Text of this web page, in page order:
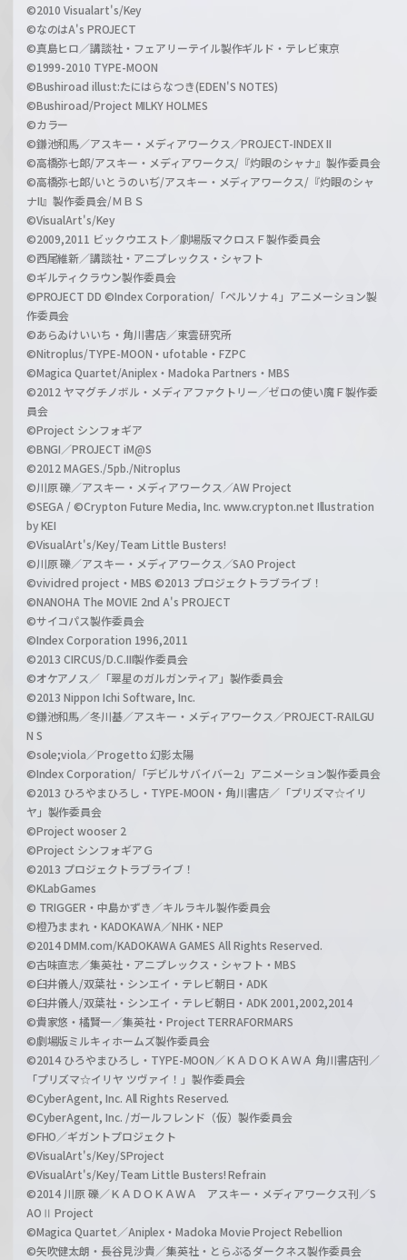
©2010 Visualart's/Key
©なのはA's PROJECT
©真島ヒロ／講談社・フェアリーテイル製作ギルド・テレビ東京
©1999-2010 TYPE-MOON
©Bushiroad illust:たにはらなつき(EDEN'S NOTES)
©Bushiroad/Project MILKY HOLMES
©カラー
©鎌池和馬／アスキー・メディアワークス／PROJECT-INDEX II
©高橋弥七郎/アスキー・メディアワークス/『灼眼のシャナ』製作委員会
©高橋弥七郎/いとうのいぢ/アスキー・メディアワークス/『灼眼のシャ
ナII』製作委員会/ＭＢＳ
©VisualArt's/Key
©2009,2011 ビックウエスト／劇場版マクロスＦ製作委員会
©西尾維新／講談社・アニプレックス・シャフト
©ギルティクラウン製作委員会
©PROJECT DD ©Index Corporation/「ペルソナ４」アニメーション製
作委員会
©あらゐけいいち・角川書店／東雲研究所
©Nitroplus/TYPE-MOON・ufotable・FZPC
©Magica Quartet/Aniplex・Madoka Partners・MBS
©2012 ヤマグチノボル・メディアファクトリー／ゼロの使い魔Ｆ製作委
員会
©Project シンフォギア
©BNGI／PROJECT iM@S
©2012 MAGES./5pb./Nitroplus
©川原 礫／アスキー・メディアワークス／AW Project
©SEGA / ©Crypton Future Media, Inc. www.crypton.net Illustration
by KEI
©VisualArt's/Key/Team Little Busters!
©川原 礫／アスキー・メディアワークス／SAO Project
©vividred project・MBS ©2013 プロジェクトラブライブ！
©NANOHA The MOVIE 2nd A's PROJECT
©サイコパス製作委員会
©Index Corporation 1996,2011
©2013 CIRCUS/D.C.III製作委員会
©オケアノス／「翠星のガルガンティア」製作委員会
©2013 Nippon Ichi Software, Inc.
©鎌池和馬／冬川基／アスキー・メディアワークス／PROJECT-RAILGU
N S
©sole;viola／Progetto 幻影太陽
©Index Corporation/「デビルサバイバー2」アニメーション製作委員会
©2013 ひろやまひろし・TYPE-MOON・角川書店／「プリズマ☆イリ
ヤ」製作委員会
©Project wooser 2
©Project シンフォギアＧ
©2013 プロジェクトラブライブ！
©KLabGames
© TRIGGER・中島かずき／キルラキル製作委員会
©橙乃ままれ・KADOKAWA／NHK・NEP
©2014 DMM.com/KADOKAWA GAMES All Rights Reserved.
©古味直志／集英社・アニプレックス・シャフト・MBS
©臼井儀人/双葉社・シンエイ・テレビ朝日・ADK
©臼井儀人/双葉社・シンエイ・テレビ朝日・ADK 2001,2002,2014
©貴家悠・橘賢一／集英社・Project TERRAFORMARS
©劇場版ミルキィホームズ製作委員会
©2014 ひろやまひろし・TYPE-MOON／ＫＡＤＯＫＡＷＡ 角川書店刊／
「プリズマ☆イリヤ ツヴァイ！」製作委員会
©CyberAgent, Inc. All Rights Reserved.
©CyberAgent, Inc. /ガールフレンド（仮）製作委員会
©FHO／ギガントプロジェクト
©VisualArt's/Key/SProject
©VisualArt's/Key/Team Little Busters! Refrain
©2014 川原 礫／ＫＡＤＯＫＡＷＡ アスキー・メディアワークス刊／S
AOⅡ Project
©Magica Quartet／Aniplex・Madoka Movie Project Rebellion
©矢吹健太朗・長谷見沙貴／集英社・とらぶるダークネス製作委員会